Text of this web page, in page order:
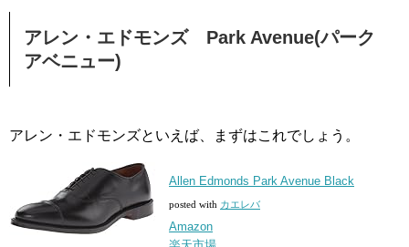
アレン・エドモンズ Park Avenue(パーク
アベニュー)
アレン・エドモンズといえば、まずはこれでしょう。
Allen Edmonds Park Avenue Black
posted with カエレバ
Amazon